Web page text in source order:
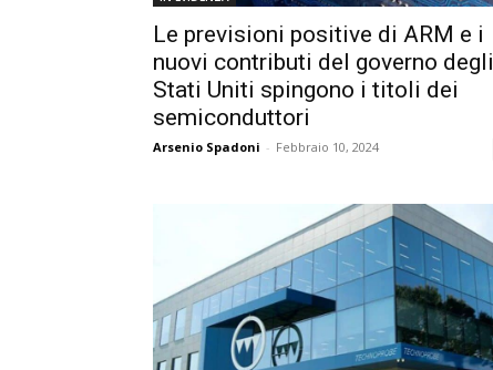
Le previsioni positive di ARM e i
nuovi contributi del governo degli
Stati Uniti spingono i titoli dei
semiconduttori
Arsenio Spadoni - Febbraio 10, 2024